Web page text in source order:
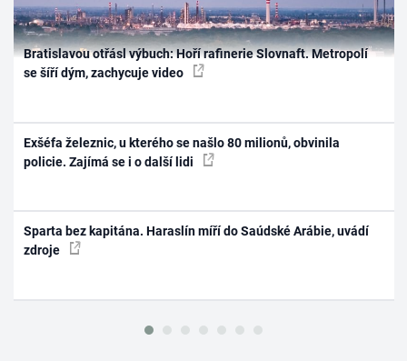
Bratislavou otřásl výbuch: Hoří rafinerie Slovnaft. Metropolí
se šíří dým, zachycuje video
Exšéfa železnic, u kterého se našlo 80 milionů, obvinila
policie. Zajímá se i o další lidi
Sparta bez kapitána. Haraslín míří do Saúdské Arábie, uvádí
zdroje